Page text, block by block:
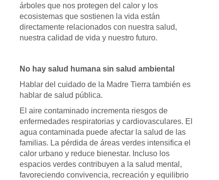
árboles que nos protegen del calor y los
ecosistemas que sostienen la vida están
directamente relacionados con nuestra salud,
nuestra calidad de vida y nuestro futuro.
No hay salud humana sin salud ambiental
Hablar del cuidado de la Madre Tierra también es
hablar de salud pública.
El aire contaminado incrementa riesgos de
enfermedades respiratorias y cardiovasculares. El
agua contaminada puede afectar la salud de las
familias. La pérdida de áreas verdes intensifica el
calor urbano y reduce bienestar. Incluso los
espacios verdes contribuyen a la salud mental,
favoreciendo convivencia, recreación y equilibrio